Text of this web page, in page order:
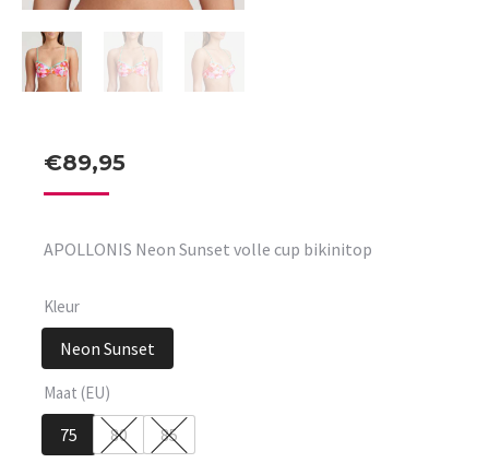
€89,95
APOLLONIS Neon Sunset volle cup bikinitop
Kleur
Neon Sunset
Maat (EU)
75 80 85